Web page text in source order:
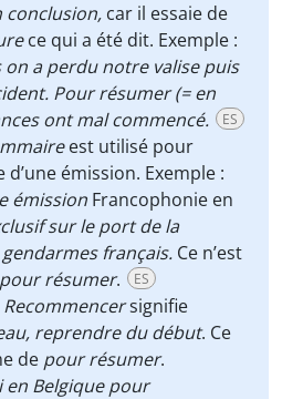
conclusion, car il essaie de
ce qui a été dit. Exemple :
on a perdu notre valise puis
Pour résumer (= en
ont mal commencé.
ES
est utilisé pour
émission. Exemple :
émission Francophonie en
sur le port de la
français. Ce n’est
pour résumer. ES
Recommencersignifie
reprendre du début. Ce
de pour résumer.
en Belgique pour